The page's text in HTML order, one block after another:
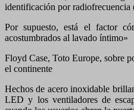
identificación por radiofrecuencia
Por supuesto, está el factor
acostumbrados al lavado íntimo»
Floyd Case, Toto Europe, sobre
el continente
Hechos de acero inoxidable
LED y los ventiladores de